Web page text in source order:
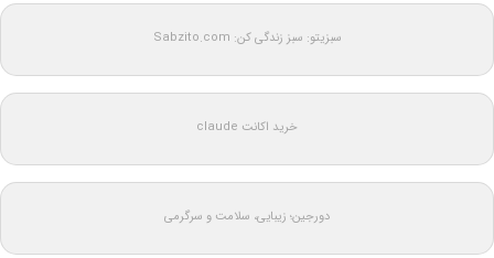
سبزیتو: سبز زندگی کن: Sabzito.com
خرید اکانت claude
دورجین؛ زیبایی، سلامت و سرگرمی